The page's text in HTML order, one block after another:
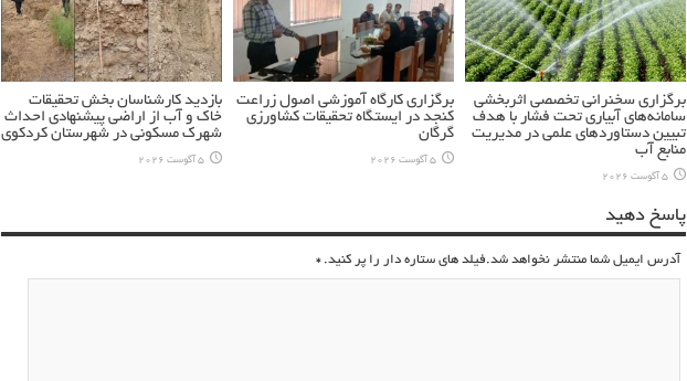
برگزاری سخنرانی تخصصی اثربخشی
سامانه‌های آبیاری تحت فشار با هدف
تبیین دستاوردهای علمی در مدیریت
منابع آب
5 آگوست 2026
برگزاری کارگاه آموزشی اصول زراعت
کنجد در ایستگاه تحقیقات کشاورزی
گرگان
5 آگوست 2026
بازدید کارشناسان بخش تحقیقات
خاک و آب از اراضی پیشنهادی احداث
شهرک مسکونی در شهرستان کردکوی
5 آگوست 2026
پاسخ دهید
آدرس ایمیل شما منتشر نخواهد شد.فیلد های ستاره دار را پر کنید.*